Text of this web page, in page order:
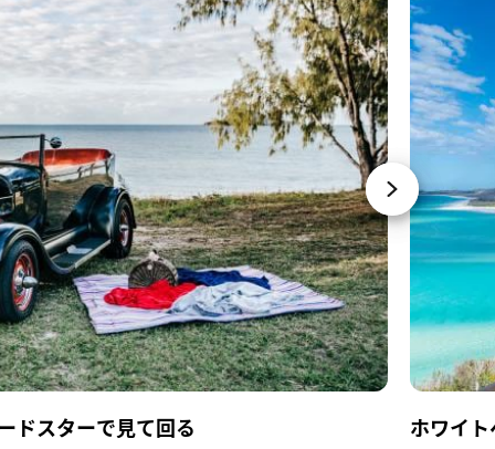
ドスターで見て回る ホワイ